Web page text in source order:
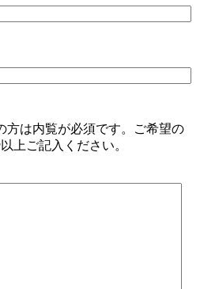
方は内覧が必須です。ご希望の
上ご記入ください。